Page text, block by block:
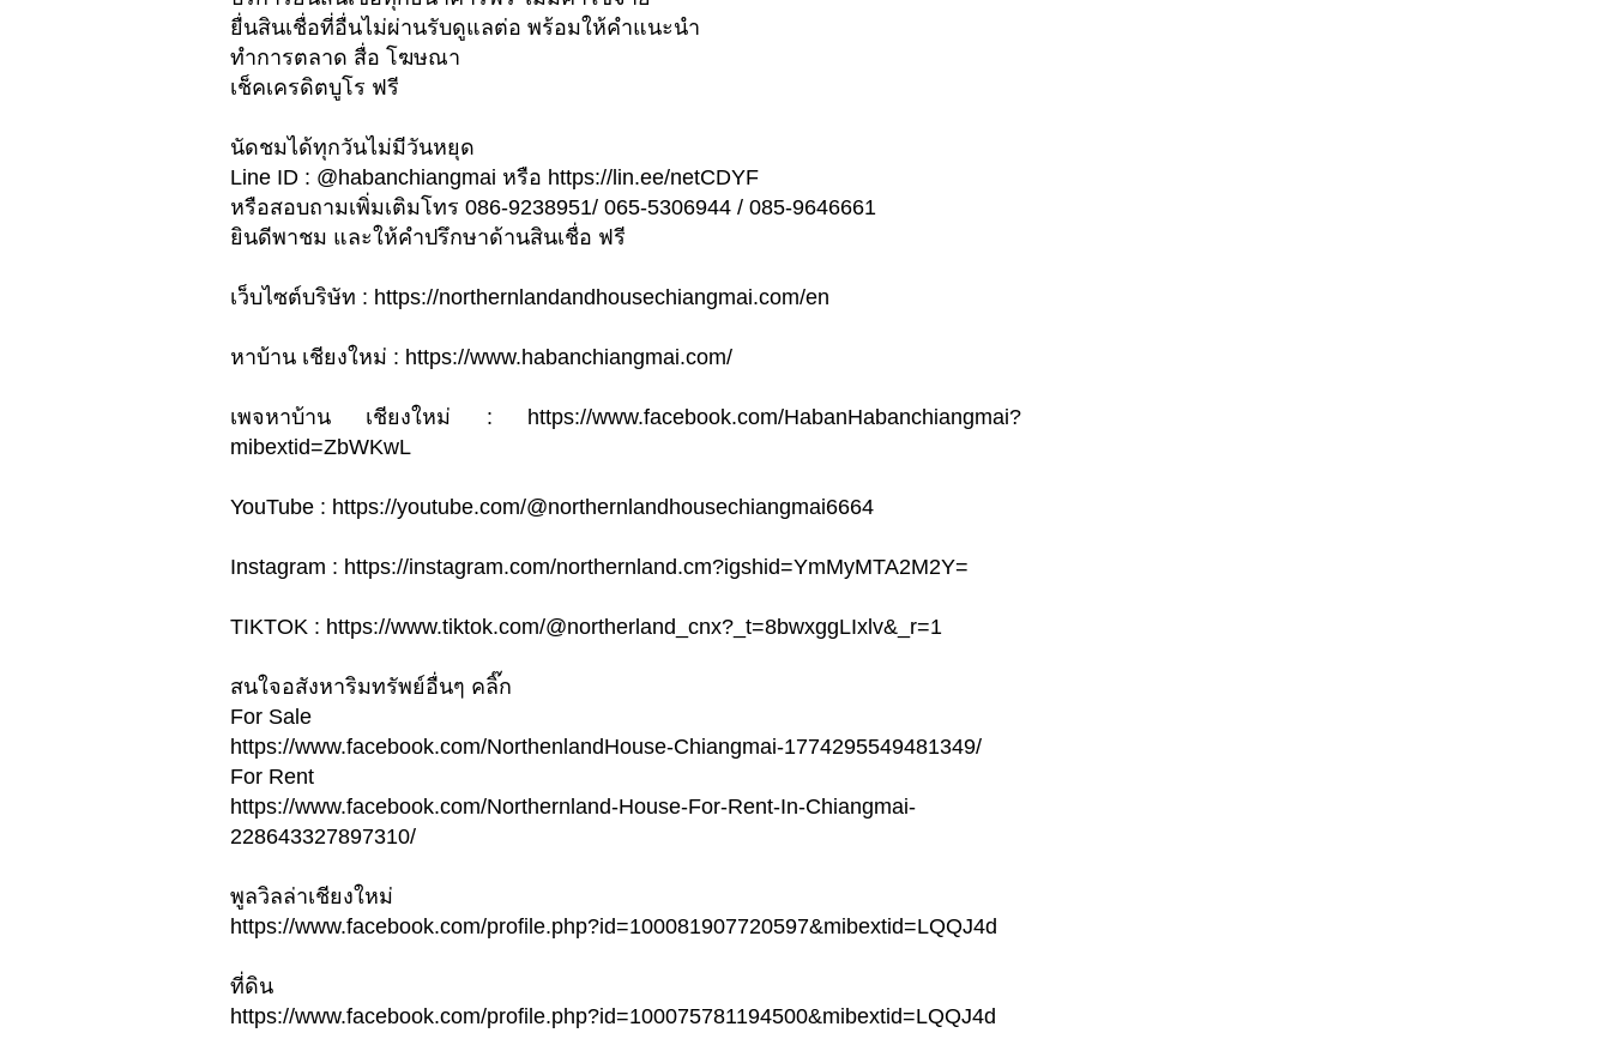
ยื่นสินเชื่อที่อื่นไม่ผ่านรับดูแลต่อ พร้อมให้คำแนะนำ
ทำการตลาด สื่อ โฆษณา
เช็คเครดิตบูโร ฟรี
นัดชมได้ทุกวันไม่มีวันหยุด
Line ID : @habanchiangmai หรือ https://lin.ee/netCDYF
หรือสอบถามเพิ่มเติมโทร 086-9238951/ 065-5306944 / 085-9646661
ยินดีพาชม และให้คำปรึกษาด้านสินเชื่อ ฟรี
เว็บไซต์บริษัท : https://northernlandandhousechiangmai.com/en
หาบ้าน เชียงใหม่ : https://www.habanchiangmai.com/
เพจหาบ้าน เชียงใหม่ : https://www.facebook.com/HabanHabanchiangmai?
mibextid=ZbWKwL
YouTube : https://youtube.com/@northernlandhousechiangmai6664
Instagram : https://instagram.com/northernland.cm?igshid=YmMyMTA2M2Y=
TIKTOK : https://www.tiktok.com/@northerland_cnx?_t=8bwxggLIxlv&_r=1
สนใจอสังหาริมทรัพย์อื่นๆ คลิ๊ก
For Sale
https://www.facebook.com/NorthenlandHouse-Chiangmai-1774295549481349/
For Rent
https://www.facebook.com/Northernland-House-For-Rent-In-Chiangmai-
228643327897310/
พูลวิลล่าเชียงใหม่
https://www.facebook.com/profile.php?id=100081907720597&mibextid=LQQJ4d
ที่ดิน
https://www.facebook.com/profile.php?id=100075781194500&mibextid=LQQJ4d